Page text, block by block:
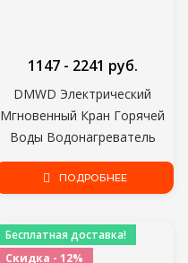
DMWD Электрический
Мгновенный Кран Горячей
Воды Водонагреватель
Быстрый нагрев со
светодиодным дисплеем
For Kitchen shower EU
1147 - 2241 руб.
ПОДРОБНЕЕ
Бесплатная доставка!
Скидка - 12%